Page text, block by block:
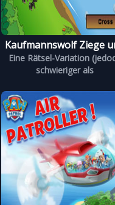
Kaufmannswolf Ziege
Eine Rätsel-Variation
schwieriger als